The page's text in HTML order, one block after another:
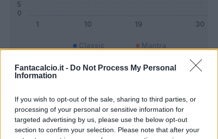
Fantacalcio.it - Do Not Process My Personal
Information
If you wish to opt-out of the sale, sharing to third parties, or
processing of your personal or sensitive information for
targeted advertising by us, please use the below opt-out
section to confirm your selection. Please note that after your
Classic Mantra
Riepilogo stagione
Titolare
Entrato 4 - 10
Squalificato